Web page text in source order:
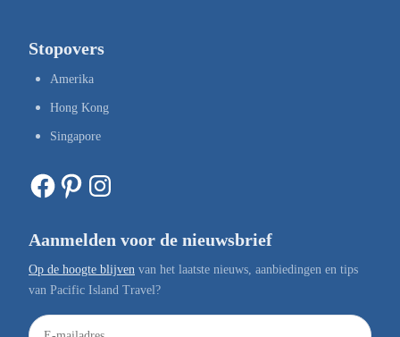
Stopovers
Amerika
Hong Kong
Singapore
Facebook Pinterest Instagram
Aanmelden voor de nieuwsbrief
Op de hoogte blijven van het laatste nieuws, aanbiedingen en tips
van Pacific Island Travel?
E